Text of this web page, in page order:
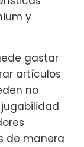
y
gastar
artículos
no
de manera